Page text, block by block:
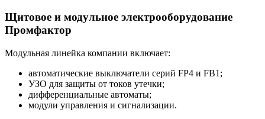
Щитовое и модульное электрооборудование
Промфактор
Модульная линейка компании включает:
автоматические выключатели серий FP4 и FB1;
УЗО для защиты от токов утечки;
дифференциальные автоматы;
модули управления и сигнализации.